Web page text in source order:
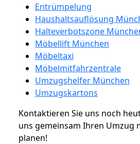
Entrümpelung
Haushaltsauflösung
Halteverbotszone
Möbellift München
Möbeltaxi
Möbelmitfahrzentrale
Umzugshelfer München
Umzugskartons
Kontaktieren Sie uns noch
uns gemeinsam Ihren Umzug
planen!